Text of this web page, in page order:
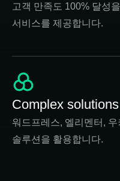
고객 만족도 100% 달성
서비스를 제공합니다.
Complex solutions
워드프레스, 엘리멘터,
솔루션을 활용합니다.